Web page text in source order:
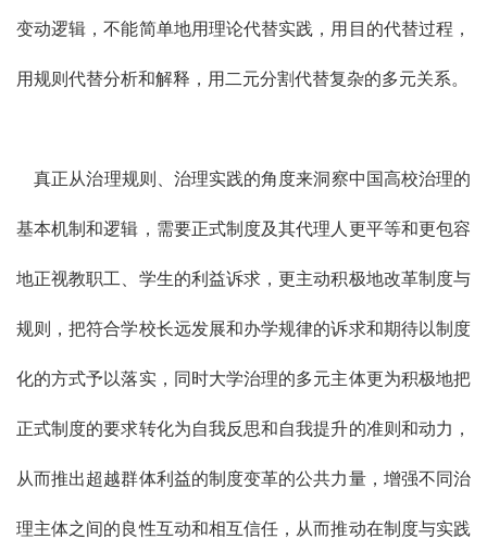
变动逻辑，不能简单地用理论代替实践，用目的代替过程，
用规则代替分析和解释，用二元分割代替复杂的多元关系。
真正从治理规则、治理实践的角度来洞察中国高校治理的
基本机制和逻辑，需要正式制度及其代理人更平等和更包容
地正视教职工、学生的利益诉求，更主动积极地改革制度与
规则，把符合学校长远发展和办学规律的诉求和期待以制度
化的方式予以落实，同时大学治理的多元主体更为积极地把
正式制度的要求转化为自我反思和自我提升的准则和动力，
从而推出超越群体利益的制度变革的公共力量，增强不同治
理主体之间的良性互动和相互信任，从而推动在制度与实践